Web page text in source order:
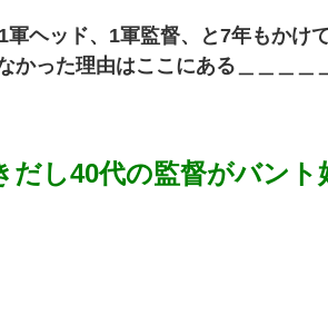
軍ヘッド、1軍監督、と7年もかけ
かった理由はここにある＿＿＿＿
だし40代の監督がバン